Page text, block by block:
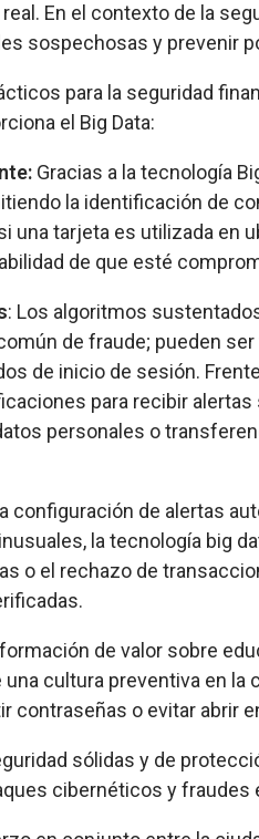
En el contexto de la
sospechosas y prevenir
para la seguridad
el Big Data:
Gracias a la tecnología
la identificación de
una tarjeta es utilizada en
de que esté
: Los algoritmos
de fraude; pueden
de inicio de sesión.
para recibir
personales o
configuración de alertas
la tecnología big
o el rechazo de
de valor sobre
cultura preventiva en la
contraseñas o evitar abrir
sólidas y de
cibernéticos y fraudes